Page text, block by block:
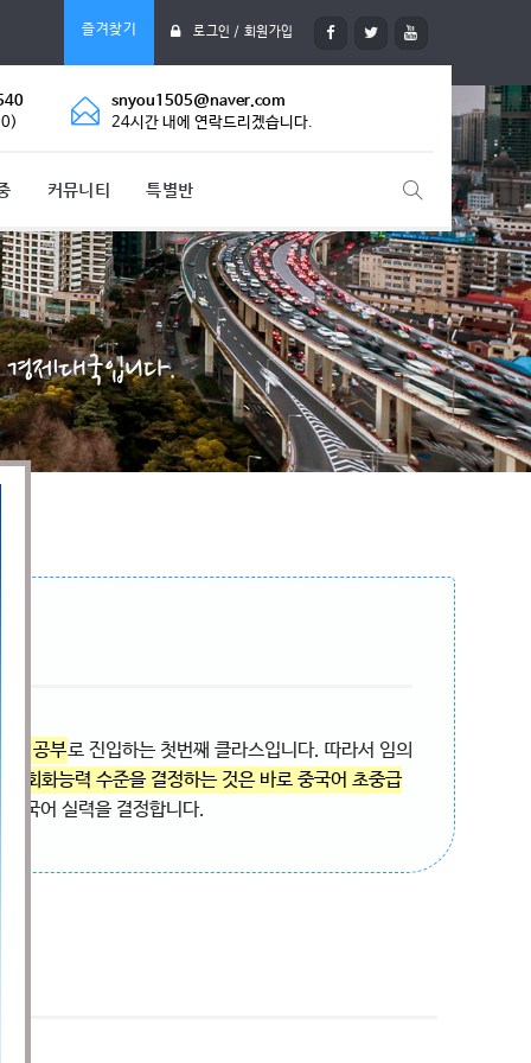
즐겨찾기 로그인 / 회원가입
snyou1505@naver.com
24시간 내에 연락드리겠습니다.
커뮤니티 특별반
제대국입니다.
어 공부로 진입하는 첫번째 클라스입니다. 따라서 임의
회화능력 수준을 결정하는 것은 바로 중국어 초중급
국어 실력을 결정합니다.